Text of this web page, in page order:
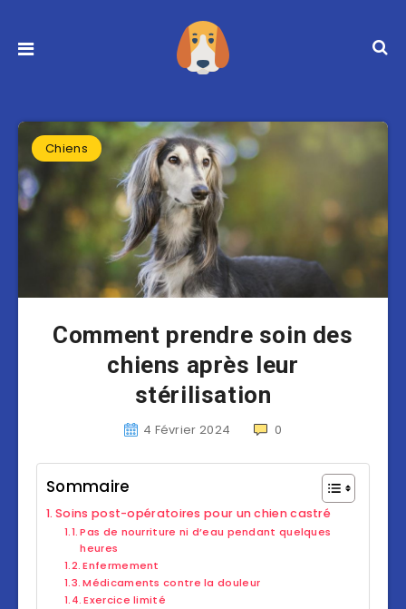
Chiens
Comment prendre soin des
chiens après leur
stérilisation
4 Février 2024 0
Sommaire
Soins post-opératoires pour un chien castré
Pas de nourriture ni d’eau pendant quelques
heures
Enfermement
Médicaments contre la douleur
Exercice limité